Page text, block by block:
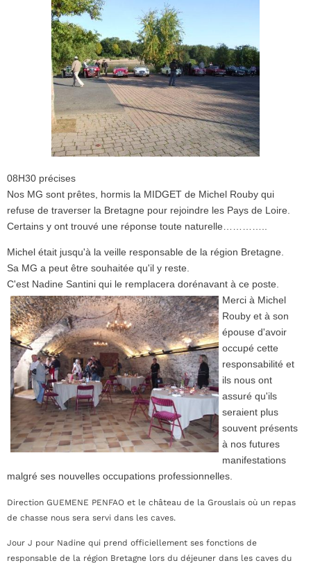
08H30 précises
Nos MG sont prêtes, hormis la MIDGET de Michel Rouby qui
refuse de traverser la Bretagne pour rejoindre les Pays de Loire.
Certains y ont trouvé une réponse toute naturelle…………..
Michel était jusqu'à la veille responsable de la région Bretagne.
Sa MG a peut être souhaitée qu'il y reste.
C'est Nadine Santini qui le remplacera dorénavant à ce poste.
Merci à Michel
Rouby et à son
épouse d'avoir
occupé cette
responsabilité et
ils nous ont
assuré qu'ils
seraient plus
souvent présents
à nos futures
manifestations
malgré ses nouvelles occupations professionnelles.
Direction GUEMENE PENFAO et le château de la Grouslais où un repas
de chasse nous sera servi dans les caves.
Jour J pour Nadine qui prend officiellement ses fonctions de
responsable de la région Bretagne lors du déjeuner dans les caves du